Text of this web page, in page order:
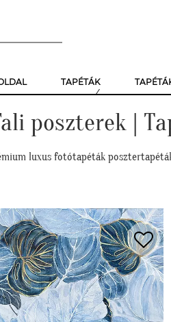
TAPÉTÁK
poszterek |
luxus fotótapéták